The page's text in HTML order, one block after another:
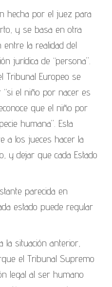
hecha por el juez para
y se basa en otra
entre la realidad del
jurídica de “persona”.
Tribunal Europeo se
el niño por nacer es
que el niño por
humana”. Esta
a los jueces hacer la
y dejar que cada Estado
parecida en
estado puede regular
la situación anterior,
el Tribunal Supremo
legal al ser humano